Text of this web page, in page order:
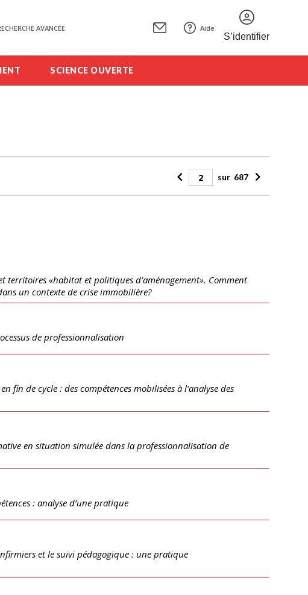
AVANCÉE Aide
S’identifier
SCIENCE OUVERTE
sur 687
territoires «habitat et politiques d'aménagement». Comment
un contexte de crise immobilière?
de professionnalisation
fin de cycle : des compétences mobilisées à l’analyse des
en situation simulée dans la professionnalisation de
: analyse d’une pratique
et le suivi pédagogique : une pratique